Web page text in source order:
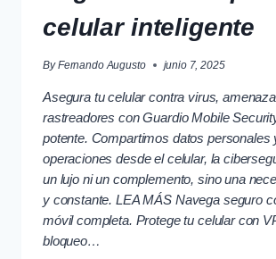
celular inteligente
By Fernando Augusto junio 7, 2025
Asegura tu celular contra virus,
rastreadores con Guardio Mobile
potente. Compartimos datos personales
operaciones desde el celular, la
un lujo ni un complemento, sino una
y constante. LEA MÁS Navega seguro
móvil completa. Protege tu celular con
bloqueo…